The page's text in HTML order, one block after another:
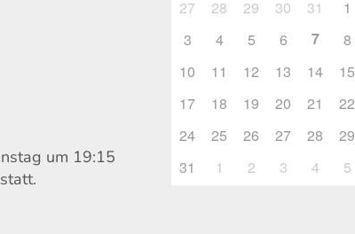
um 19:15
27
28 29 30 31 1
3
4 5 6 7 8
10
11 12 13 14 15
17
18 19 20 21 22
24
25 26 27 28 29
31
1 2 3 4 5